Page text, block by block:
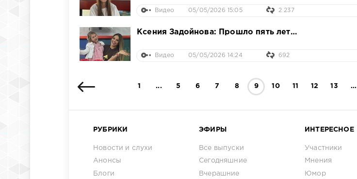
Видео 05/05/2026 15:05 2 237
Ксения Задойнова: Прошло пять лет…
Видео 05/05/2026 14:24 692
1 ... 5 6 7 8 9 10 11 12 13 ...
РУБРИКИ
Новости и слухи
Анонсы
Блоги
ЭФИРЫ
Все выпуски
Сегодняшние
Вчерашние
ИНТЕРЕСНОЕ
Участники
Мнения
Юмор